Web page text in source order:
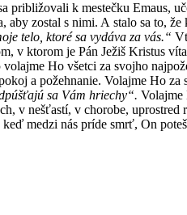
približovali k mestečku Emaus,
zostal s nimi. A stalo sa to, že
telo, ktoré sa vydáva za vás.“
v ktorom je Pán Ježiš Kristus
Ho všetci za svojho
a požehnanie. Volajme Ho
sa Vám hriechy“. Volajme
v nešťastí, v chorobe, uprostred
medzi nás príde smrť, On